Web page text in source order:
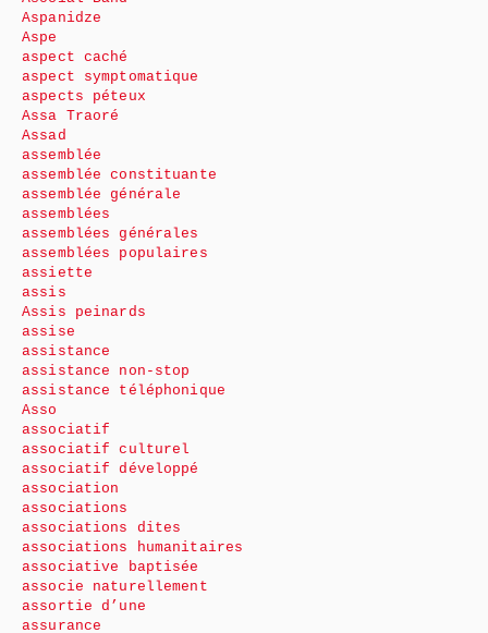
Aspanidze
Aspe
aspect caché
aspect symptomatique
aspects péteux
Assa Traoré
Assad
assemblée
assemblée constituante
assemblée générale
assemblées
assemblées générales
assemblées populaires
assiette
assis
Assis peinards
assise
assistance
assistance non-stop
assistance téléphonique
Asso
associatif
associatif culturel
associatif développé
association
associations
associations dites
associations humanitaires
associative baptisée
associe naturellement
assortie d’une
assurance